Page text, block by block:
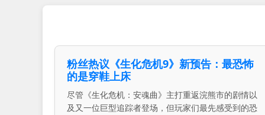
粉丝热议《生化危机9》新预告：最恐怖
的是穿鞋上床
尽管《生化危机：安魂曲》主打重返浣熊市的剧情以
及又一位巨型追踪者登场，但玩家们最先感受到的恐